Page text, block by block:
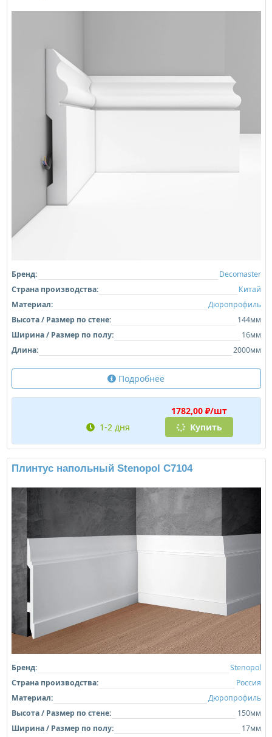
Бренд:
Decomaster
Страна производства:
Китай
Материал:
Дюропрофиль
Высота / Размер по стене:
144мм
Ширина / Размер по полу:
16мм
Длина:
2000мм
Подробнее
1782,00 ₽/шт
1-2 дня
Купить
Плинтус напольный Stenopol C7104
Бренд:
Stenopol
Страна производства:
Россия
Материал:
Дюропрофиль
Высота / Размер по стене:
150мм
Ширина / Размер по полу:
17мм